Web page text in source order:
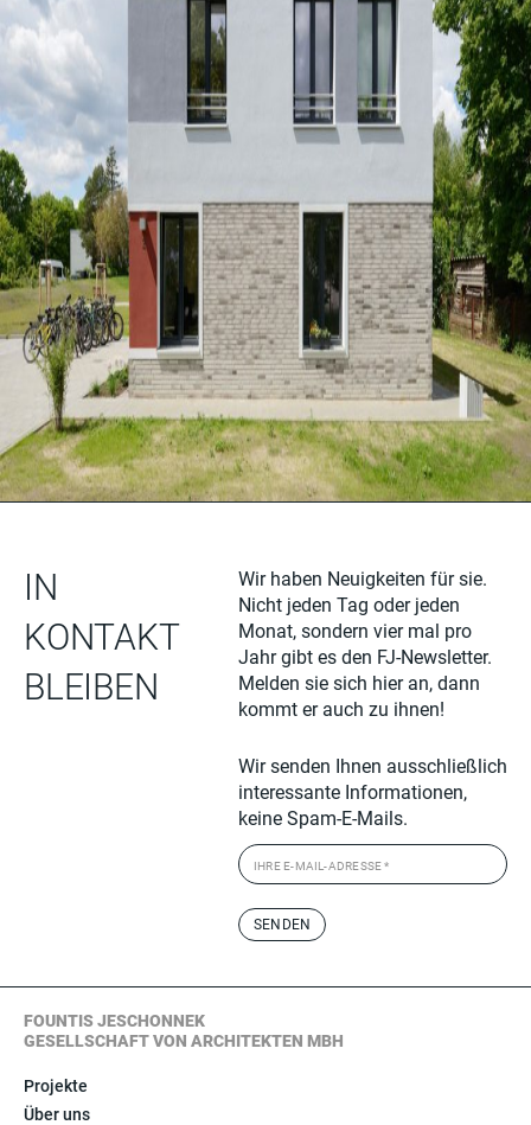
IN
KONTAKT
BLEIBEN
Wir haben Neuigkeiten für sie.
Nicht jeden Tag oder jeden
Monat, sondern vier mal pro
Jahr gibt es den FJ-Newsletter.
Melden sie sich hier an, dann
kommt er auch zu ihnen!
Wir senden Ihnen ausschließlich
interessante Informationen,
keine Spam-E-Mails.
FOUNTIS JESCHONNEK
GESELLSCHAFT VON ARCHITEKTEN MBH
Projekte
Über uns